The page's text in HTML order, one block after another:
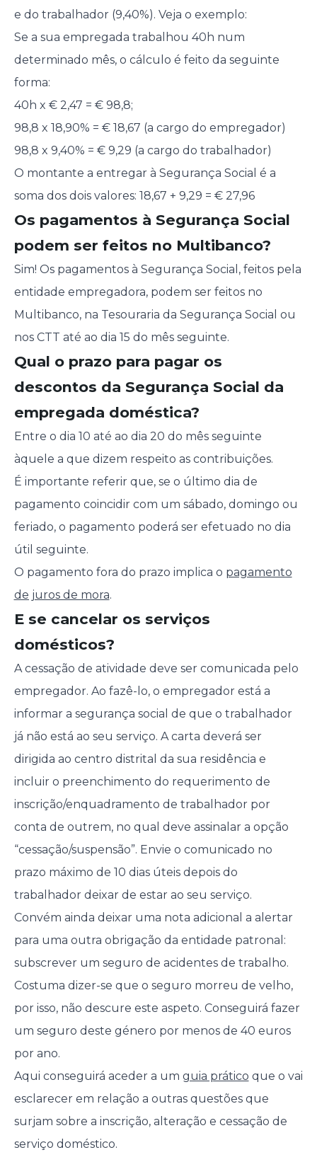
e do trabalhador (9,40%). Veja o exemplo:
Se a sua empregada trabalhou 40h num
determinado mês, o cálculo é feito da seguinte
forma:
40h x € 2,47 = € 98,8;
98,8 x 18,90% = € 18,67 (a cargo do empregador)
98,8 x 9,40% = € 9,29 (a cargo do trabalhador)
O montante a entregar à Segurança Social é a
soma dos dois valores: 18,67 + 9,29 = € 27,96
Os pagamentos à Segurança Social
podem ser feitos no Multibanco?
Sim! Os pagamentos à Segurança Social, feitos pela
entidade empregadora, podem ser feitos no
Multibanco, na Tesouraria da Segurança Social ou
nos CTT até ao dia 15 do mês seguinte.
Qual o prazo para pagar os
descontos da Segurança Social da
empregada doméstica?
Entre o dia 10 até ao dia 20 do mês seguinte
àquele a que dizem respeito as contribuições.
É importante referir que, se o último dia de
pagamento coincidir com um sábado, domingo ou
feriado, o pagamento poderá ser efetuado no dia
útil seguinte.
O pagamento fora do prazo implica o pagamento
de juros de mora.
E se cancelar os serviços
domésticos?
A cessação de atividade deve ser comunicada pelo
empregador. Ao fazê-lo, o empregador está a
informar a segurança social de que o trabalhador
já não está ao seu serviço. A carta deverá ser
dirigida ao centro distrital da sua residência e
incluir o preenchimento do requerimento de
inscrição/enquadramento de trabalhador por
conta de outrem, no qual deve assinalar a opção
“cessação/suspensão”. Envie o comunicado no
prazo máximo de 10 dias úteis depois do
trabalhador deixar de estar ao seu serviço.
Convém ainda deixar uma nota adicional a alertar
para uma outra obrigação da entidade patronal:
subscrever um seguro de acidentes de trabalho.
Costuma dizer-se que o seguro morreu de velho,
por isso, não descure este aspeto. Conseguirá fazer
um seguro deste género por menos de 40 euros
por ano.
Aqui conseguirá aceder a um guia prático que o vai
esclarecer em relação a outras questões que
surjam sobre a inscrição, alteração e cessação de
serviço doméstico.